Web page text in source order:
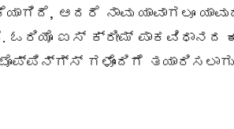
ಆದರೆ ನಾವು ಯಾವಾಗಲೂ
ಓರಿಯೊ ಐಸ್ ಕ್ರೀಮ್ ಪಾಕವಿಧಾನದ
ಗಳೊಂದಿಗೆ